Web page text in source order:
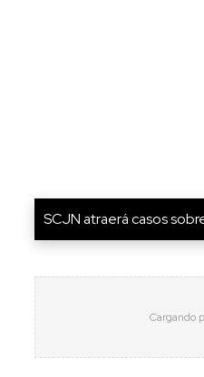
SCJN atraerá casos